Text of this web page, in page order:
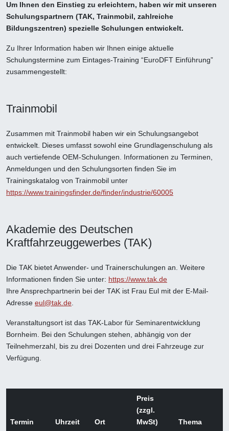
Um Ihnen den Einstieg zu erleichtern, haben wir mit unseren
Schulungspartnern (TAK, Trainmobil, zahlreiche
Bildungszentren) spezielle Schulungen entwickelt.
Zu Ihrer Information haben wir Ihnen einige aktuelle
Schulungstermine zum Eintages-Training “EuroDFT Einführung”
zusammengestellt:
Trainmobil
Zusammen mit Trainmobil haben wir ein Schulungsangebot
entwickelt. Dieses umfasst sowohl eine Grundlagenschulung als
auch vertiefende OEM-Schulungen. Informationen zu Terminen,
Anmeldungen und den Schulungsorten finden Sie im
Trainingskatalog von Trainmobil unter
https://www.trainingsfinder.de/finder/industrie/60005
Akademie des Deutschen
Kraftfahrzeuggewerbes (TAK)
Die TAK bietet Anwender- und Trainerschulungen an. Weitere
Informationen finden Sie unter: https://www.tak.de
Ihre Ansprechpartnerin bei der TAK ist Frau Eul mit der E-Mail-
Adresse eul@tak.de.
Veranstaltungsort ist das TAK-Labor für Seminarentwicklung
Bornheim. Bei den Schulungen stehen, abhängig von der
Teilnehmerzahl, bis zu drei Dozenten und drei Fahrzeuge zur
Verfügung.
Termin Uhrzeit Ort
Preis
(zzgl.
MwSt)
Thema